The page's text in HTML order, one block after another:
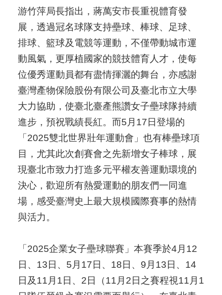
游竹萍局長指出，蔣萬安市長重視體育發
展，透過冠名球隊支持壘球、棒球、足球、
排球、籃球及電競等運動，不僅帶動城市運
動風氣，更厚植國家的競技體育人才，使每
位優秀運動員都有盡情揮灑的舞台，亦感謝
臺灣產物保險股份有限公司及臺北市立大學
大力協助，使臺北臺產熊讚女子壘球隊持續
進步，預祝戰績長紅。而5月17日登場的
「2025雙北世界壯年運動會」也有棒壘球項
目，尤其此次創賽會之先新增女子棒球，展
現臺北市致力打造多元平權友善運動環境的
決心，歡迎所有熱愛運動的朋友們一同進
場，感受臺灣史上最大規模國際賽事的熱情
與活力。
「2025企業女子壘球聯賽」本賽季於4月12
日、13日、5月17日、18日、9月13日、14
日及11月1日、2日（11月2日之賽程視11月1